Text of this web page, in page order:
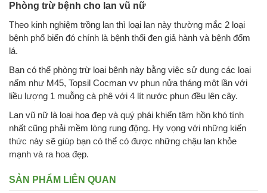
Phòng trừ bệnh cho lan vũ nữ
Theo kinh nghiệm trồng lan thì loại lan này thường mắc 2 loại
bệnh phổ biến đó chính là bệnh thối đen giả hành và bệnh đốm
lá.
Bạn có thể phòng trừ loại bệnh này bằng việc sử dụng các loại
nấm như M45, Topsil Cocman vv phun nửa tháng một lần với
liều lượng 1 muỗng cà phê với 4 lít nước phun đều lên cây.
Lan vũ nữ là loại hoa đẹp và quý phái khiến tâm hồn khó tính
nhất cũng phải mềm lòng rung động. Hy vọng với những kiến
thức này sẽ giúp bạn có thể có được những chậu lan khỏe
mạnh và ra hoa đẹp.
SẢN PHẨM LIÊN QUAN